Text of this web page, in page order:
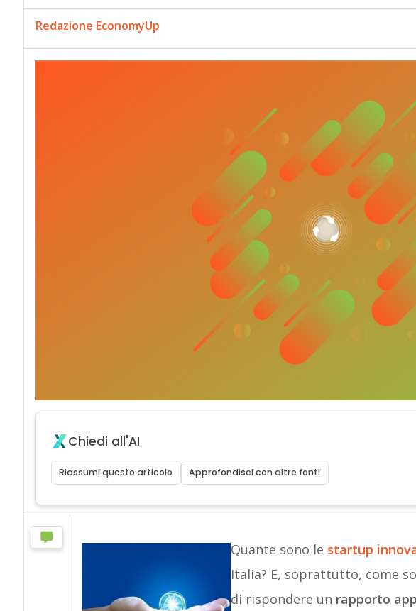
Redazione EconomyUp
Chiedi all'AI
Riassumi questo articolo Approfondisci con altre fonti
Quante sono le startup
Italia? E, soprattutto, come
di rispondere un rapporto